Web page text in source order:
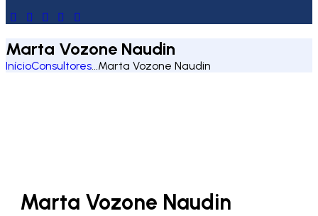
Marta Vozone Naudin
InícioConsultores...Marta Vozone Naudin
Marta Vozone Naudin